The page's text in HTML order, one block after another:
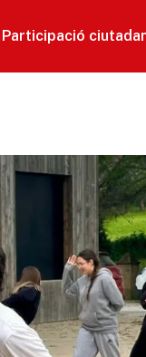
Participació